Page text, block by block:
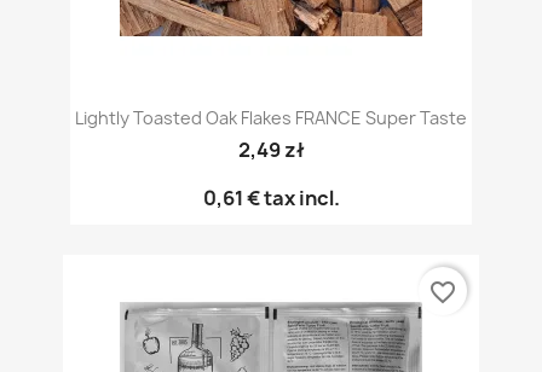
Lightly Toasted Oak Flakes FRANCE Super Taste
2,49 zł
0,61 €tax incl.
favorite_border